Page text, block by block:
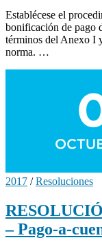
Establécese el
bonificación de pago
términos del Anexo I
norma. …
2017 /Resoluciones
– Pago-a-